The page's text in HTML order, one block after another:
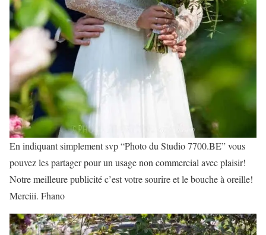
En indiquant simplement svp “Photo du Studio 7700.BE” vous
pouvez les partager pour un usage non commercial avec plaisir!
Notre meilleure publicité c’est votre sourire et le bouche à oreille!
Merciii. Fhano